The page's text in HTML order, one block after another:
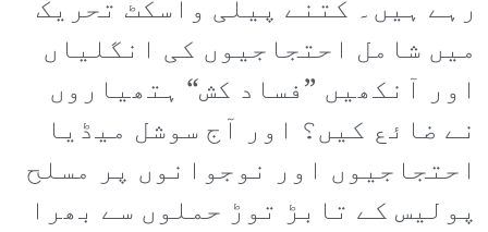
رہے ہیں۔ کتنے پیلی واسکٹ تحریک
میں شامل احتجاجیوں کی انگلیاں
اور آنکھیں ”فساد کش“ ہتھیاروں
نے ضائع کیں؟ اور آج سوشل میڈیا
احتجاجیوں اور نوجوانوں پر مسلح
پولیس کے تابڑ توڑ حملوں سے بھرا